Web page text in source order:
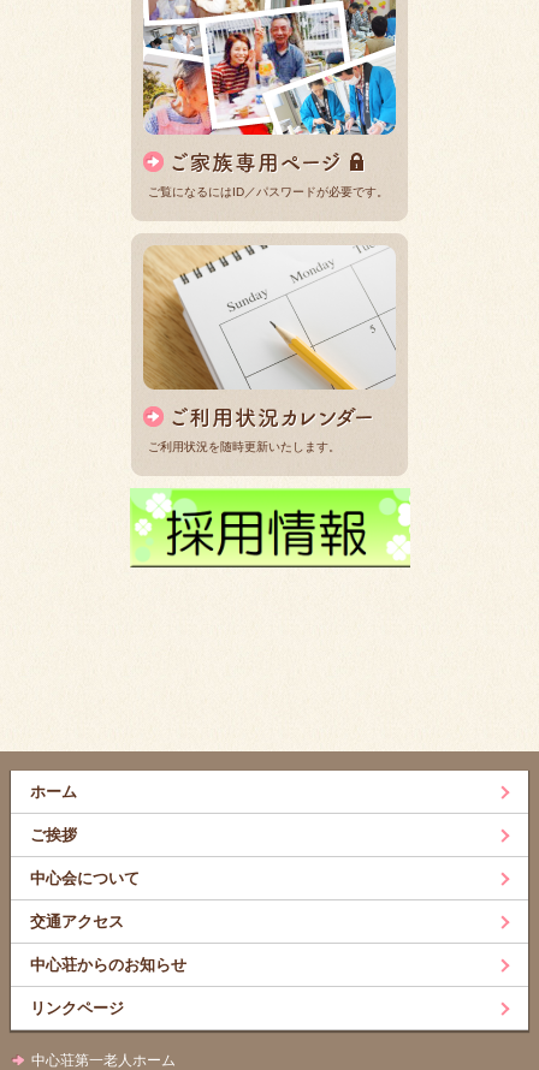
ご覧になるにはID／パスワードが必要です。
ご利用状況を随時更新いたします。
ホーム
ご挨拶
中心会について
交通アクセス
中心荘からのお知らせ
リンクページ
中心荘第一老人ホーム